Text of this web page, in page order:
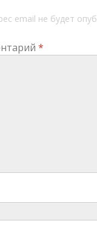
email не будет
*